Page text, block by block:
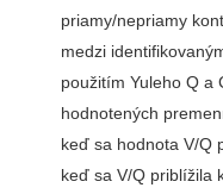
priamy/nepriamy
medzi
použitím Yuleho Q a
hodnotených
keď sa hodnota V/Q
keď sa V/Q priblížila